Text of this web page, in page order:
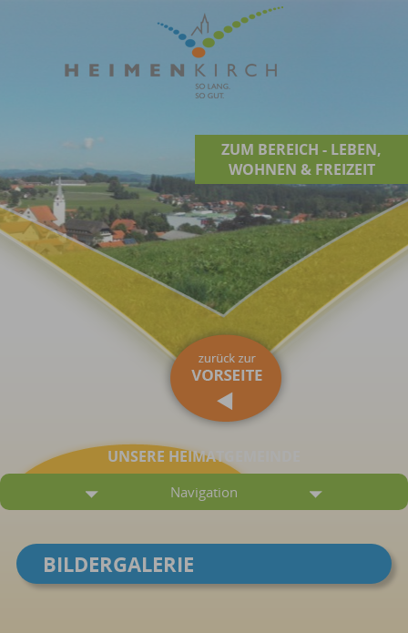
ZUM BEREICH - LEBEN,
WOHNEN & FREIZEIT
UNSERE HEIMATGEMEINDE
Navigation
BILDERGALERIE